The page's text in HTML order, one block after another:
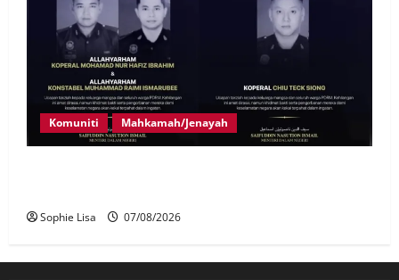
Komuniti Mahkamah/Jenayah
Sophie Lisa 07/08/2026